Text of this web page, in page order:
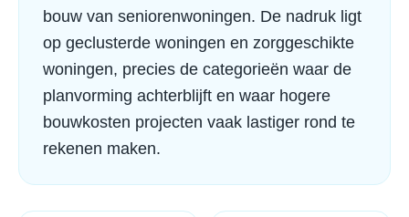
bouw van seniorenwoningen. De nadruk ligt
op geclusterde woningen en zorggeschikte
woningen, precies de categorieën waar de
planvorming achterblijft en waar hogere
bouwkosten projecten vaak lastiger rond te
rekenen maken.